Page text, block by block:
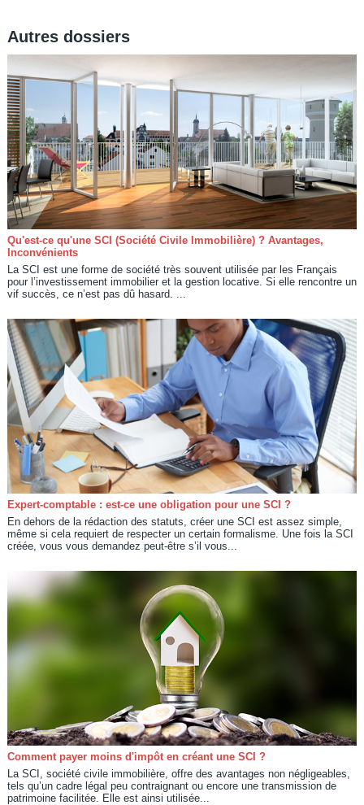
Autres dossiers
Qu'est-ce qu'une SCI (Société Civile Immobilière) ? Avantages,
Inconvénients
La SCI est une forme de société très souvent utilisée par les Français
pour l’investissement immobilier et la gestion locative. Si elle rencontre un
vif succès, ce n’est pas dû hasard. ...
Expert-comptable : est-ce une obligation pour une SCI ?
En dehors de la rédaction des statuts, créer une SCI est assez simple,
même si cela requiert de respecter un certain formalisme. Une fois la SCI
créée, vous vous demandez peut-être s’il vous...
Comment payer moins d'impôt en créant une SCI ?
La SCI, société civile immobilière, offre des avantages non négligeables,
tels qu’un cadre légal peu contraignant ou encore une transmission de
patrimoine facilitée. Elle est ainsi utilisée...